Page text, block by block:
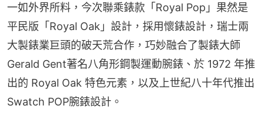
一如外界所料，今次聯乘錶款「Royal Pop」果然是
平民版「Royal Oak」設計，採用懷錶設計，瑞士兩
大製錶業巨頭的破天荒合作，巧妙融合了製錶大師
Gerald Gent著名八角形鋼製運動腕錶、於 1972 年推
出的 Royal Oak 特色元素，以及上世紀八十年代推出
Swatch POP腕錶設計。